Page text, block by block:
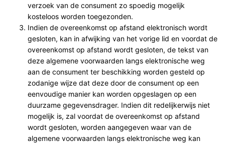
verzoek van de consument zo spoedig mogelijk
kosteloos worden toegezonden.
Indien de overeenkomst op afstand elektronisch wordt
gesloten, kan in afwijking van het vorige lid en voordat de
overeenkomst op afstand wordt gesloten, de tekst van
deze algemene voorwaarden langs elektronische weg
aan de consument ter beschikking worden gesteld op
zodanige wijze dat deze door de consument op een
eenvoudige manier kan worden opgeslagen op een
duurzame gegevensdrager. Indien dit redelijkerwijs niet
mogelijk is, zal voordat de overeenkomst op afstand
wordt gesloten, worden aangegeven waar van de
algemene voorwaarden langs elektronische weg kan